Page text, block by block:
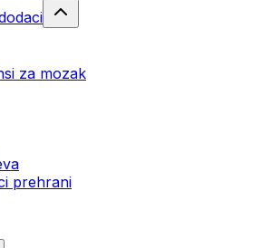
za mozak
prehrani